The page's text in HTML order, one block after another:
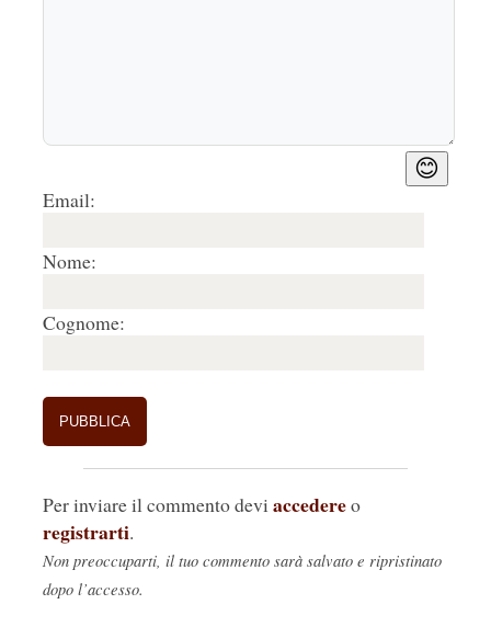
😊
Email:
Nome:
Cognome:
Per inviare il commento devi accedereo
registrarti.
Non preoccuparti, il tuo commento sarà salvato e ripristinato
dopo l’accesso.